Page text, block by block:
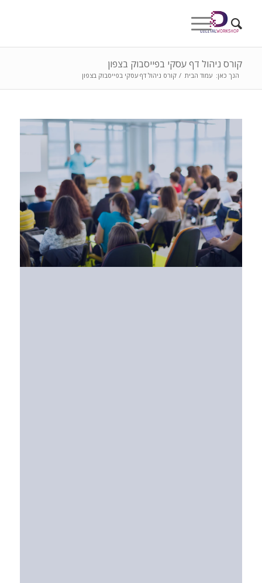
קורס ניהול דף עסקי בפייסבוק בצפון
הנך כאן: עמוד הבית / קורס ניהול דף עסקי בפייסבוק בצפון